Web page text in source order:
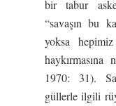
bir tabur
“savaşın bu
yoksa
1970: 31).
güllerle ilgili